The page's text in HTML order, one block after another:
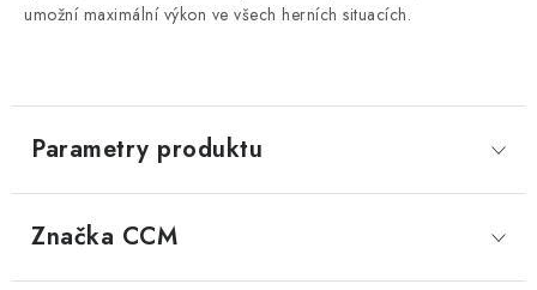
umožní maximální výkon ve všech herních situacích.
Parametry produktu
Značka CCM